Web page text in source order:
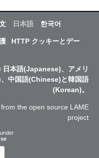
日本語 한국어
HTTP クッキーとデー
本語(Japanese)、アメリ
中国語(Chinese)と韓国語
(Korean)。
from the open source LAME
project